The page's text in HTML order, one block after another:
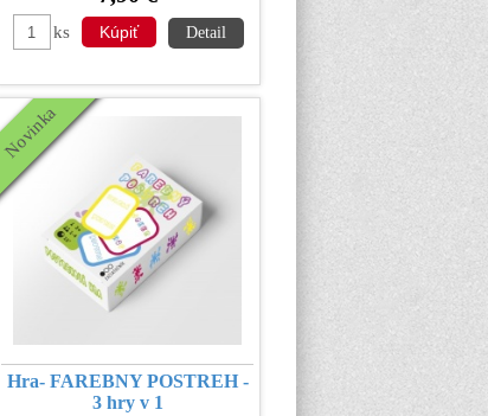
ks Detail
Novinka
Hra- FAREBNY POSTREH -
3 hry v 1